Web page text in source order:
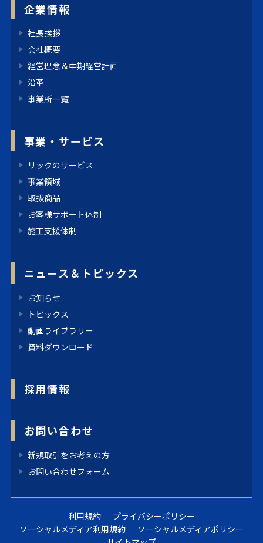
企業情報
社長挨拶
会社概要
経営理念＆中期経営計画
沿革
事業所一覧
事業・サービス
リックのサービス
事業領域
取扱商品
お客様サポート体制
施工支援体制
ニュース＆トピックス
お知らせ
トピックス
動画ライブラリー
資料ダウンロード
採用情報
お問い合わせ
新規取引をお考えの方
お問い合わせフォーム
利用規約
プライバシーポリシー
ソーシャルメディア利用規約
ソーシャルメディアポリシー